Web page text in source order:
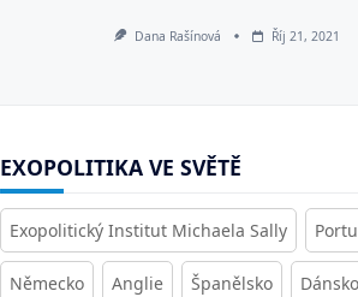
Dana Rašínová Říj 21, 2021
EXOPOLITIKA VE SVĚTĚ
Exopolitický Institut Michaela Sally
Německo Anglie Španělsko Dánsko